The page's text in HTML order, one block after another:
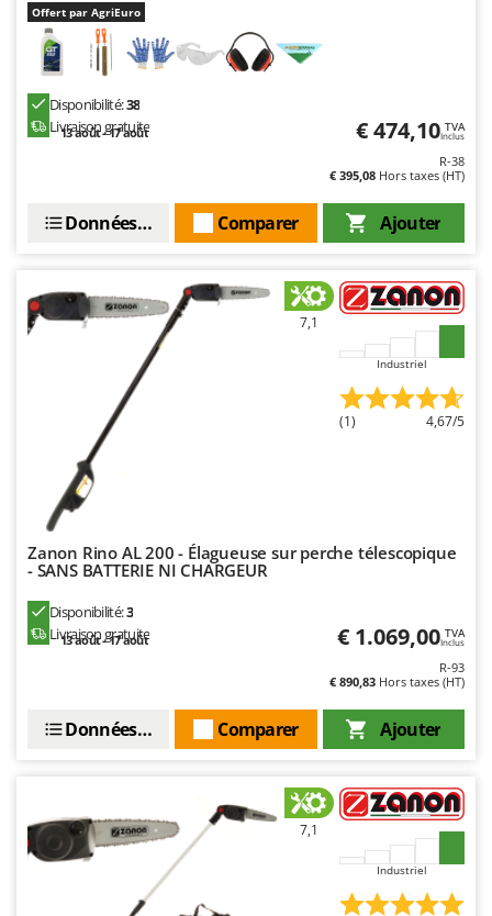
Offert par AgriEuro
Disponibilité:38
Livraison gratuite
13 août - 17 août € 474,10 TVA
Inclus
R-38
€ 395,08 Hors taxes (HT)
Ajouter
Comparer
Données techniques
7,1
Industriel
(1) 4,67/5
Zanon Rino AL 200 - Élagueuse sur perche télescopique
- SANS BATTERIE NI CHARGEUR
Disponibilité:3
Livraison gratuite
13 août - 17 août € 1.069,00 TVA
Inclus
R-93
€ 890,83 Hors taxes (HT)
Ajouter
Comparer
Données techniques
7,1
Industriel